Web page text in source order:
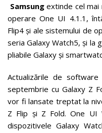
Samsungextinde cel mai
operare One UI 4.1.1,
Flip4 și ale sistemului de
seria Galaxy Watch5, și la
pliabile Galaxy și
Actualizările de
septembrie cu Galaxy Z
vor fi lansate treptat la
Z Flip și Z Fold. One UI
dispozitivele Galaxy